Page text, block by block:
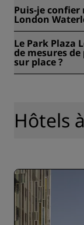
fumeur.
Puis-je confier
London
London Waterloo.
Le Park Plaza
de mesures
sur place ?
https://
responsibility/
Hôtels